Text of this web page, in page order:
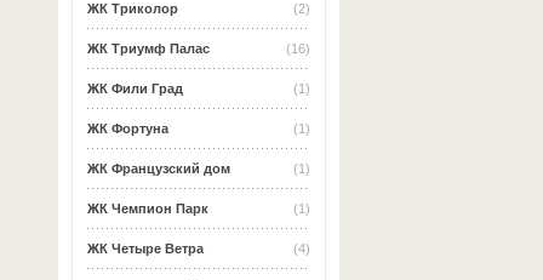
(2)
ЖК Триколор
(16)
ЖК Триумф Палас
(1)
ЖК Фили Град
(1)
ЖК Фортуна
(1)
ЖК Французский дом
(1)
ЖК Чемпион Парк
(4)
ЖК Четыре Ветра